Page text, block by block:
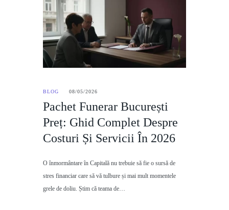
BLOG 08/05/2026
Pachet Funerar București
Preț: Ghid Complet Despre
Costuri Și Servicii În 2026
O înmormântare în Capitală nu trebuie să fie o sursă de
stres financiar care să vă tulbure și mai mult momentele
grele de doliu. Știm că teama de…